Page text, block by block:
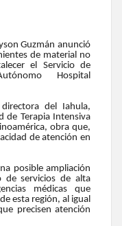
Guzmán anunció
de material no
el Servicio de
Hospital
del Iahula,
de Terapia Intensiva
obra que,
de atención en
posible ampliación
de servicios de alta
médicas que
esta región, al igual
precisen atención